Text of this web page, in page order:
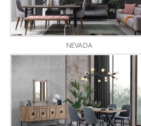
NEVADA